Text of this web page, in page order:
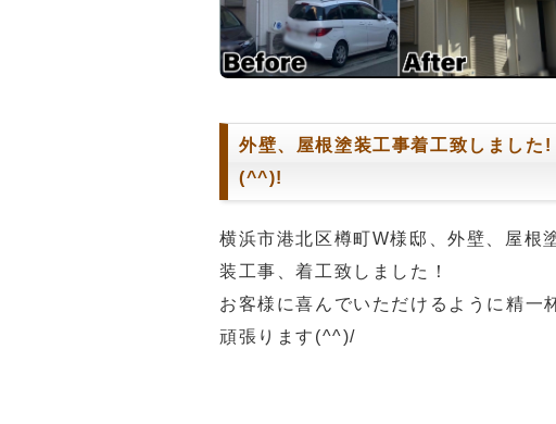
外壁、屋根塗装工事着工致しました!
(^^)!
横浜市港北区樽町W様邸、外壁、屋根
装工事、着工致しました！
お客様に喜んでいただけるように精一
頑張ります(^^)/